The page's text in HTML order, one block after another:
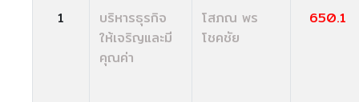
1
บริหารธุรกิจ
ให้เจริญและมี
คุณค่า
โสภณ พร
โชคชัย
650.1